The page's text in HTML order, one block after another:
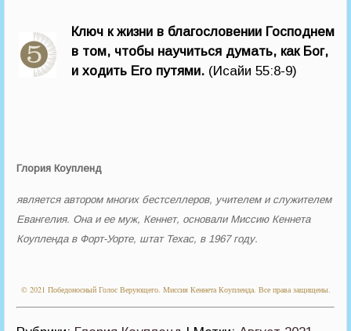
Ключ к жизни в благословении Господнем
в том, чтобы научиться думать, как Бог,
и ходить Его путями. (Исайи 55:8-9)
Глория Коупленд
является автором многих бестселлеров, учителем и служителем
Евангелия. Она и ее муж, Кеннет, основали Миссию Кеннета
Коупленда в Форт-Уорте, штат Техас, в 1967 году.
© 2021 Победоносный Голос Верующего. Миссия Кеннета Коупленда. Все права защищены.